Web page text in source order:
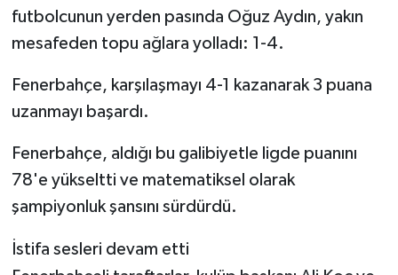
futbolcunun yerden pasında Oğuz Aydın, yakın
mesafeden topu ağlara yolladı: 1-4.
Fenerbahçe, karşılaşmayı 4-1 kazanarak 3 puana
uzanmayı başardı.
Fenerbahçe, aldığı bu galibiyetle ligde puanını
78'e yükseltti ve matematiksel olarak
şampiyonluk şansını sürdürdü.
İstifa sesleri devam etti